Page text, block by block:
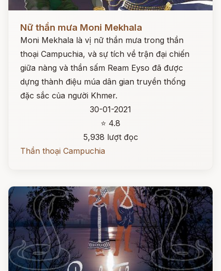
Nữ thần mưa Moni Mekhala
Moni Mekhala là vị nữ thần mưa trong thần
thoại Campuchia, và sự tích về trận đại chiến
giữa nàng và thần sấm Ream Eyso đã được
dựng thành điệu múa dân gian truyền thống
đặc sắc của người Khmer.
30-01-2021
⭐ 4.8
5,938 lượt đọc
Thần thoại Campuchia